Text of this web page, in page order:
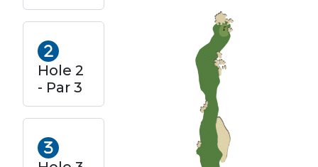
Hole 2
- Par 3